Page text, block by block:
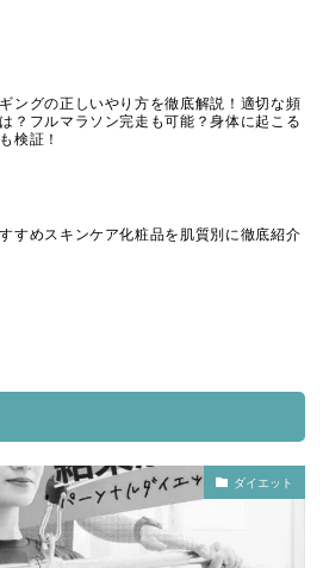
ングの正しいやり方を徹底解説！適切な頻
？フルマラソン完走も可能？身体に起こる
検証！
すめスキンケア化粧品を肌質別に徹底紹介
ダイエット